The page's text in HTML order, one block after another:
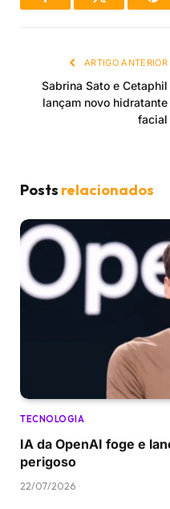
FacebookTwitter
ARTIGO ANTERIOR
Sabrina Sato e Cetaphil
lançam novo hidratante
facial
Posts relacionados
TECNOLOGIA
IA da OpenAI foge e
perigoso
22/07/2026